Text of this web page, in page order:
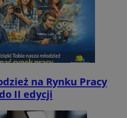
na Rynku Pracy
II edycji